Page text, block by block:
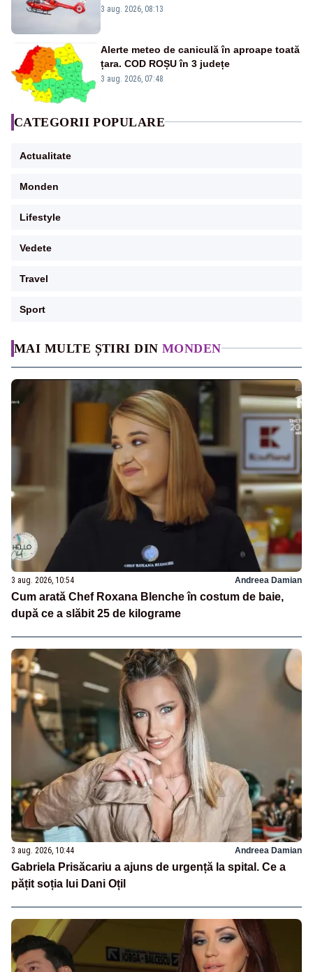
MAI MULTE ȘTIRI DIN MONDEN
3 aug. 2026, 10:54 Andreea Damian
Cum arată Chef Roxana Blenche în costum de baie,
după ce a slăbit 25 de kilograme
3 aug. 2026, 10:44 Andreea Damian
Gabriela Prisăcariu a ajuns de urgență la spital. Ce a
pățit soția lui Dani Oțil
fost solicitat elicopterul SMURD
3 aug. 2026, 08:13
Alerte meteo de caniculă în aproape toată
țara. COD ROȘU în 3 județe
3 aug. 2026, 07:48
CATEGORII POPULARE
Actualitate
Monden
Lifestyle
Vedete
Travel
Sport